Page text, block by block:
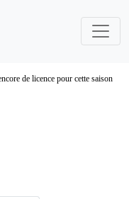
de licence pour cette saison